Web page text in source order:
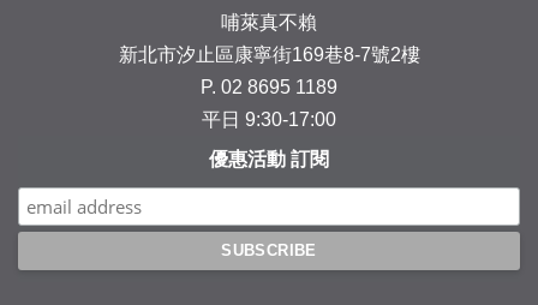
哺萊真不賴
新北市汐止區康寧街169巷8-7號2樓
P. 02 8695 1189
平日 9:30-17:00
優惠活動 訂閱